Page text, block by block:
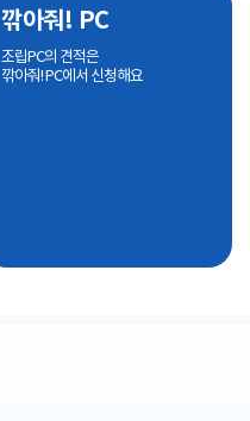
깎아줘! PC
조립PC의 견적은
깎아줘! PC에서 신청해요